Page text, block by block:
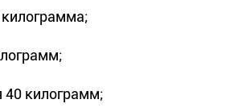
килограмма;
40 килограмм;